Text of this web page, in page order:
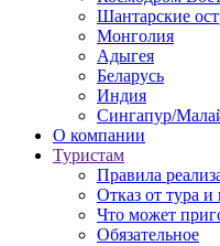
Шантарские
Монголия
Адыгея
Беларусь
Индия
Сингапур/
О компании
Туристам
Правила
Отказ от тура и
Что может
Обязательное